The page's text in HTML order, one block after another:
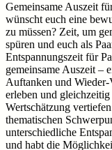
Gemeinsame Auszeit
wünscht euch eine
zu müssen? Zeit, um
spüren und euch als
Entspannungszeit für
gemeinsame Auszeit –
Auftanken und
erleben und
Wertschätzung
thematischen
unterschiedliche
und habt die